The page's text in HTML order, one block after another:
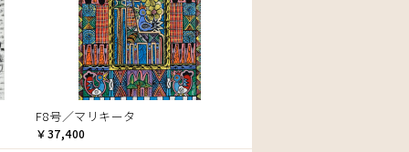
F8号／マリキータ
￥37,400